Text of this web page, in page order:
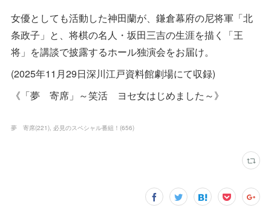
女優としても活動した神田蘭が、鎌倉幕府の尼将軍「北
条政子」と、将棋の名人・坂田三吉の生涯を描く「王
将」を講談で披露するホール独演会をお届け。
(2025年11月29日深川江戸資料館劇場にて収録)
《「夢 寄席」～笑活 ヨセ女はじめました～》
夢 寄席(221) 必見のスペシャル番組！ (656)